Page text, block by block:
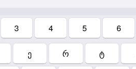
3 4 5 6
ე რ ტ